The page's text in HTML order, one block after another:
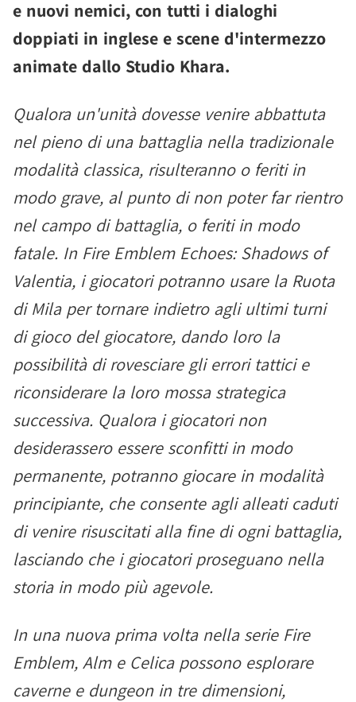
e nuovi nemici, con tutti i dialoghi
doppiati in inglese e scene d'intermezzo
animate dallo Studio Khara.
Qualora un'unità dovesse venire abbattuta
nel pieno di una battaglia nella tradizionale
modalità classica, risulteranno o feriti in
modo grave, al punto di non poter far rientro
nel campo di battaglia, o feriti in modo
fatale. In Fire Emblem Echoes: Shadows of
Valentia, i giocatori potranno usare la Ruota
di Mila per tornare indietro agli ultimi turni
di gioco del giocatore, dando loro la
possibilità di rovesciare gli errori tattici e
riconsiderare la loro mossa strategica
successiva. Qualora i giocatori non
desiderassero essere sconfitti in modo
permanente, potranno giocare in modalità
principiante, che consente agli alleati caduti
di venire risuscitati alla fine di ogni battaglia,
lasciando che i giocatori proseguano nella
storia in modo più agevole.
In una nuova prima volta nella serie Fire
Emblem, Alm e Celica possono esplorare
caverne e dungeon in tre dimensioni,